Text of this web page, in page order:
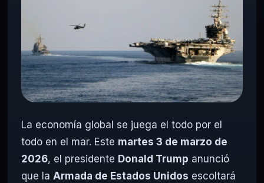
La economía global se juega el todo por el
todo en el mar. Este martes 3 de marzo de
2026, el presidente Donald Trump anunció
que la Armada de Estados Unidos escoltará